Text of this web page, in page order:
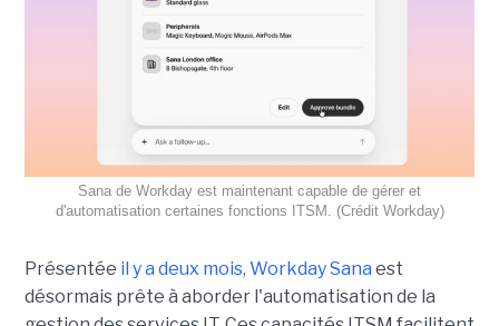
Sana de Workday est maintenant capable de gérer et
d'automatisation certaines fonctions ITSM. (Crédit Workday)
Présentée il y a deux mois, Workday Sana est
désormais prête à aborder l'automatisation de la